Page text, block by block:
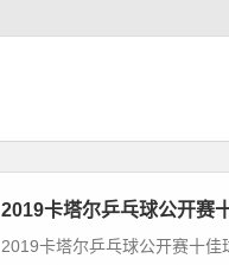
2019卡塔尔乒乓球公开赛
2019卡塔尔乒乓球公开赛十